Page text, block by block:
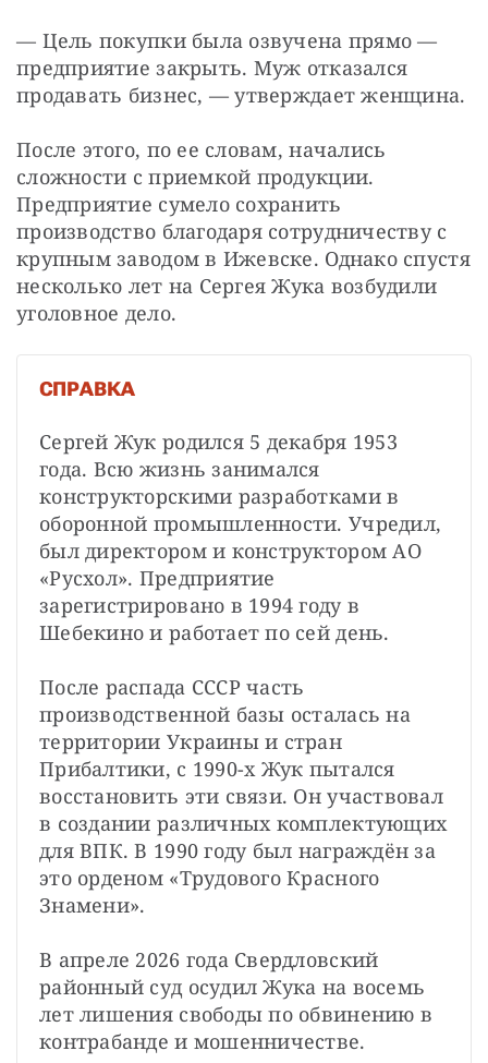
— Цель покупки была озвучена прямо —
предприятие закрыть. Муж отказался
продавать бизнес, — утверждает женщина.
После этого, по ее словам, начались
сложности с приемкой продукции.
Предприятие сумело сохранить
производство благодаря сотрудничеству с
крупным заводом в Ижевске. Однако спустя
несколько лет на Сергея Жука возбудили
уголовное дело.
СПРАВКА
Сергей Жук родился 5 декабря 1953
года. Всю жизнь занимался
конструкторскими разработками в
оборонной промышленности. Учредил,
был директором и конструктором АО
«Русхол». Предприятие
зарегистрировано в 1994 году в
Шебекино и работает по сей день.
После распада СССР часть
производственной базы осталась на
территории Украины и стран
Прибалтики, с 1990-х Жук пытался
восстановить эти связи. Он участвовал
в создании различных комплектующих
для ВПК. В 1990 году был награждён за
это орденом «Трудового Красного
Знамени».
В апреле 2026 года Свердловский
районный суд осудил Жука на восемь
лет лишения свободы по обвинению в
контрабанде и мошенничестве.